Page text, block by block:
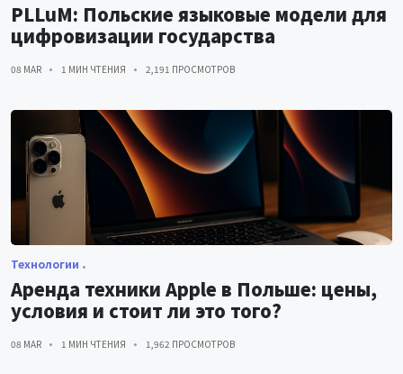
PLLuM: Польские языковые модели для
цифровизации государства
08 MAR 1 МИН ЧТЕНИЯ 2,191 ПРОСМОТРОВ
Технологии
Аренда техники Apple в Польше: цены,
условия и стоит ли это того?
08 MAR 1 МИН ЧТЕНИЯ 1,962 ПРОСМОТРОВ